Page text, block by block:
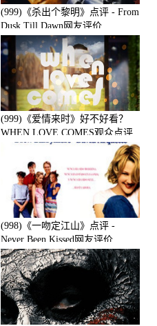
(999)《杀出个黎明》点评 - From
Dusk Till Dawn网友评价
(999)《爱情来时》好不好看？
WHEN LOVE COMES观众点评
(998)《一吻定江山》点评 -
Never Been Kissed网友评价